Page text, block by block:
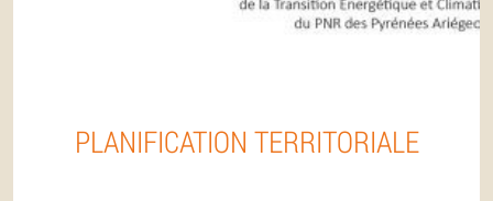
PLANIFICATION TERRITORIALE